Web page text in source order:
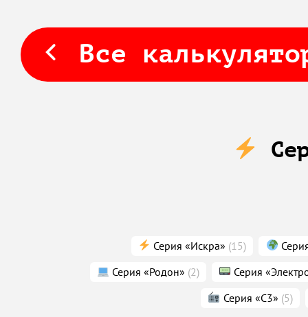
Все
Серия «Искра» (15)
Серия «Родон» (2)
Серия
Серия «С3» (5)